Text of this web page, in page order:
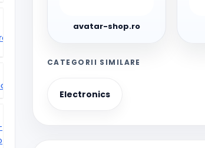
avatar-shop.ro
CATEGORII SIMILARE
Electronics